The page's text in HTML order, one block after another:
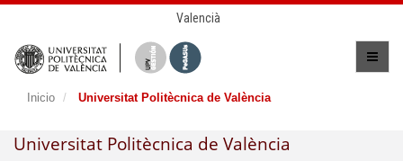
Valencià
Inicio Universitat Politècnica de València
Universitat Politècnica de València